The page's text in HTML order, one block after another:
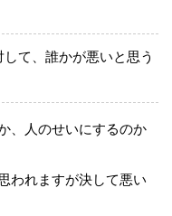
て、誰かが悪いと思う
、人のせいにするのか
われますが決して悪い